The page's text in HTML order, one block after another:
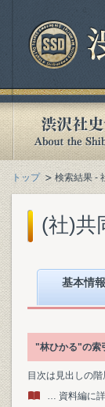
トップ 検索結果 -
(社)共
基本情報
"林ひかる"の索
目次は見出しの
… 資料編に詳